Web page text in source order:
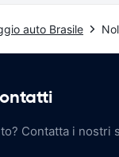
auto Brasile
Contatta i nostri